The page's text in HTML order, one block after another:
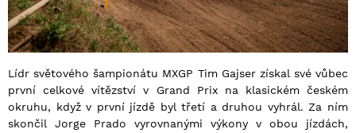
Lídr světového šampionátu MXGP Tim Gajser získal své vůbec
první celkové vítězství v Grand Prix na klasickém českém
okruhu, když v první jízdě byl třetí a druhou vyhrál. Za ním
skončil Jorge Prado vyrovnanými výkony v obou jízdách,